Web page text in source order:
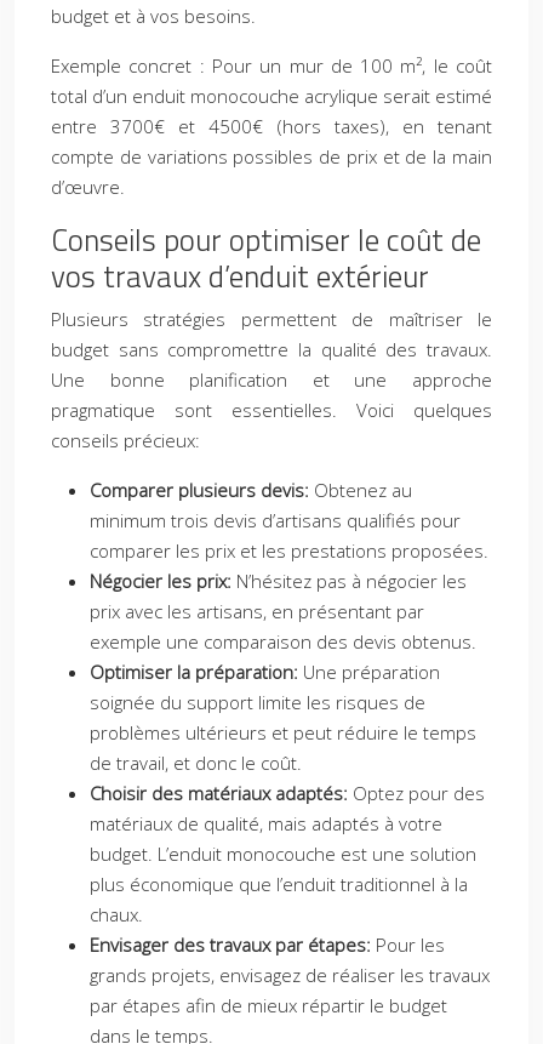
budget et à vos besoins.
Exemple concret : Pour un mur de 100 m², le coût
total d’un enduit monocouche acrylique serait estimé
entre 3700€ et 4500€ (hors taxes), en tenant
compte de variations possibles de prix et de la main
d’œuvre.
Conseils pour optimiser le coût de
vos travaux d’enduit extérieur
Plusieurs stratégies permettent de maîtriser le
budget sans compromettre la qualité des travaux.
Une bonne planification et une approche
pragmatique sont essentielles. Voici quelques
conseils précieux:
Comparer plusieurs devis: Obtenez au
minimum trois devis d’artisans qualifiés pour
comparer les prix et les prestations proposées.
Négocier les prix: N’hésitez pas à négocier les
prix avec les artisans, en présentant par
exemple une comparaison des devis obtenus.
Optimiser la préparation: Une préparation
soignée du support limite les risques de
problèmes ultérieurs et peut réduire le temps
de travail, et donc le coût.
Choisir des matériaux adaptés: Optez pour des
matériaux de qualité, mais adaptés à votre
budget. L’enduit monocouche est une solution
plus économique que l’enduit traditionnel à la
chaux.
Envisager des travaux par étapes: Pour les
grands projets, envisagez de réaliser les travaux
par étapes afin de mieux répartir le budget
dans le temps.